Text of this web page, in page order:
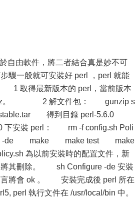
由軟件，將二者結合真是妙不可
般就可安裝好 perl ，perl 就能
得最新版本的 perl，當前版本
。 2 解文件包： gunzip s
得到目錄 perl-5.6.0
安裝 perl： rm -f config.sh Poli
-de make make test make
為以前安裝時的配置文件，新
將其刪除。 sh Configure -de 安裝
言將會 ok 。 安裝完成後 perl 所在
perl 執行文件在 /usr/local/bin 中。